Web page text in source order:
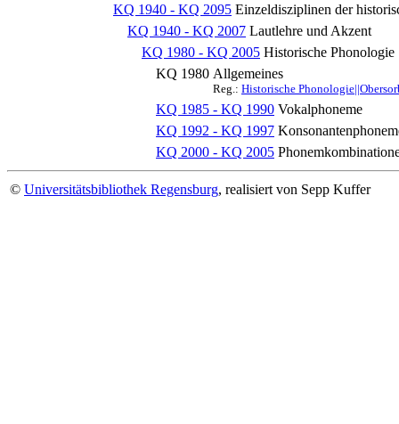
KQ 1940 - KQ 2095 Einzeldisziplinen der
KQ 1940 - KQ 2007 Lautlehre und Akzent
KQ 1980 - KQ 2005 Historische Phonologie
KQ 1980 Allgemeines
Reg.: Historische
KQ 1985 - KQ 1990 Vokalphoneme
KQ 1992 - KQ 1997
KQ 2000 - KQ 2005
© Universitätsbibliothek Regensburg, realisiert von Sepp Kuffer